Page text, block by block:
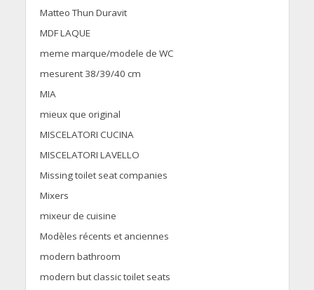
Matteo Thun Duravit
MDF LAQUE
meme marque/modele de WC
mesurent 38/39/40 cm
MIA
mieux que original
MISCELATORI CUCINA
MISCELATORI LAVELLO
Missing toilet seat companies
Mixers
mixeur de cuisine
Modèles récents et anciennes
modern bathroom
modern but classic toilet seats